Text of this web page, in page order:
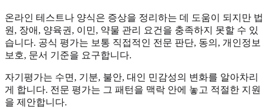
온라인 테스트나 양식은 증상을 정리하는 데 도움이 되지만 법
원, 장애, 양육권, 이민, 약물 관리 요건을 충족하지 못할 수 있
습니다. 공식 평가는 보통 직접적인 전문 판단, 동의, 개인정보
보호, 문서 기준을 요구합니다.
자기평가는 수면, 기분, 불안, 대인 민감성의 변화를 알아차리
게 합니다. 전문 평가는 그 패턴을 맥락 안에 놓고 적절한 지원
을 제안합니다.